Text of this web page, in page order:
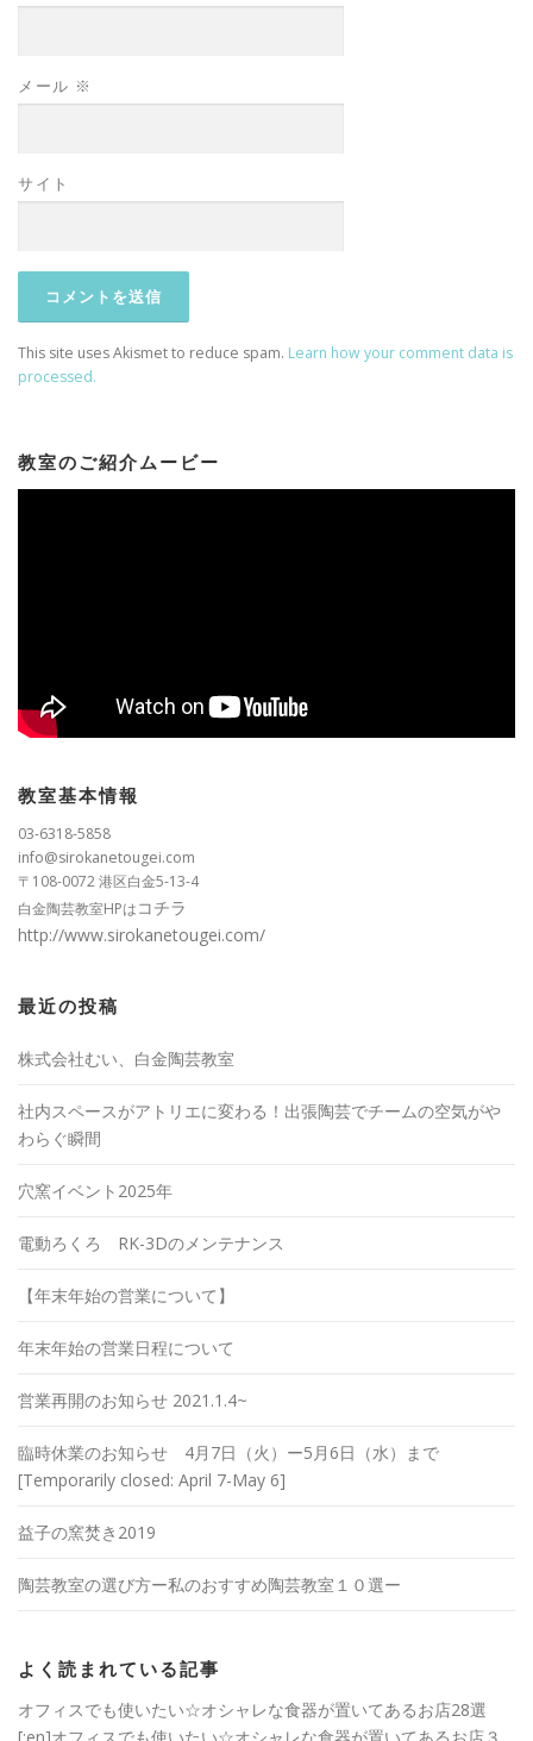
メール ※
サイト
This site uses Akismet to reduce spam. Learn how your comment data is
processed.
教室のご紹介ムービー
教室基本情報
03-6318-5858
info@sirokanetougei.com
〒108-0072 港区白金5-13-4
白金陶芸教室HPはコチラ
http://www.sirokanetougei.com/
最近の投稿
株式会社むい、白金陶芸教室
社内スペースがアトリエに変わる！出張陶芸でチームの空気がや
わらぐ瞬間
穴窯イベント2025年
電動ろくろ RK-3Dのメンテナンス
【年末年始の営業について】
年末年始の営業日程について
営業再開のお知らせ 2021.1.4~
臨時休業のお知らせ 4月7日（火）ー5月6日（水）まで
[Temporarily closed: April 7-May 6]
益子の窯焚き2019
陶芸教室の選び方ー私のおすすめ陶芸教室１０選ー
よく読まれている記事
オフィスでも使いたい☆オシャレな食器が置いてあるお店28選